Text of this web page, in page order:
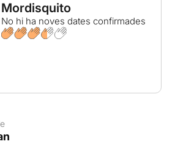
Mordisquito
No hi ha noves dates confirmades